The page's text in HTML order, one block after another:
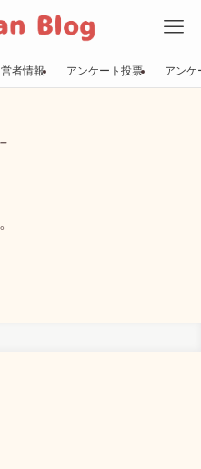
者情報 アンケート投票 アンケ